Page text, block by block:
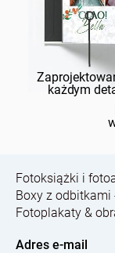
każdym
Fotoksiążki i
Boxy z odbitkami
Fotoplakaty &
Adres e-mail